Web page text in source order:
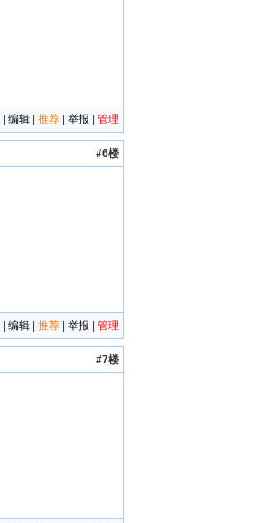
编辑 推荐 举报 管理
#6楼
编辑 推荐 举报 管理
#7楼